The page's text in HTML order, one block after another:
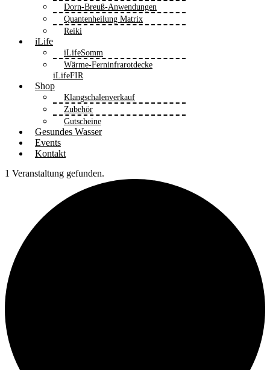
Dorn-Breuß-Anwendungen
Quantenheilung Matrix
Reiki
iLife
iLifeSomm
Wärme-Ferninfrarotdecke
iLifeFIR
Shop
Klangschalenverkauf
Zubehör
Gutscheine
Gesundes Wasser
Events
Kontakt
1 Veranstaltung gefunden.